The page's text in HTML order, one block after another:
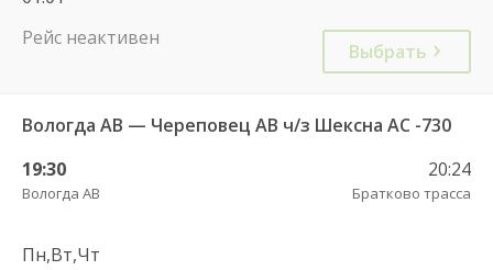
Рейс неактивен
Выбрать
Вологда АВ — Череповец АВ ч/з Шексна АC -730
19:30
Вологда АВ
20:24
Братково трасса
Пн,Вт,Чт